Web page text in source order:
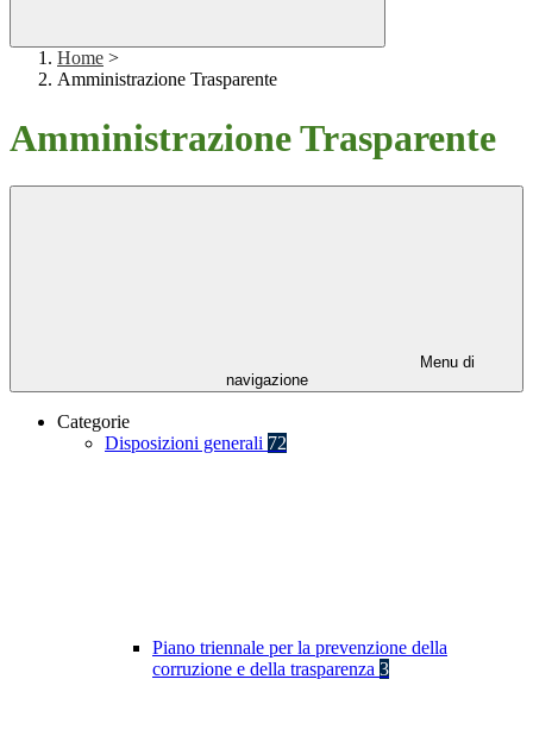
Home >
Amministrazione Trasparente
Amministrazione Trasparente
Menu di
navigazione
Categorie
Disposizioni generali 72
Piano triennale per la prevenzione della
corruzione e della trasparenza 3